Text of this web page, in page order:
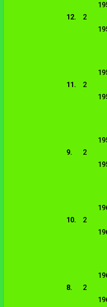
12. 2
11. 2
9. 2
10. 2
8. 2